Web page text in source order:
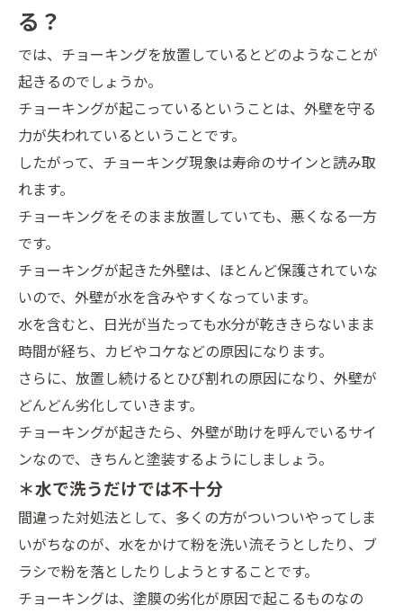
る？
では、チョーキングを放置しているとどのようなことが
起きるのでしょうか。
チョーキングが起こっているということは、外壁を守る
力が失われているということです。
したがって、チョーキング現象は寿命のサインと読み取
れます。
チョーキングをそのまま放置していても、悪くなる一方
です。
チョーキングが起きた外壁は、ほとんど保護されていな
いので、外壁が水を含みやすくなっています。
水を含むと、日光が当たっても水分が乾ききらないまま
時間が経ち、カビやコケなどの原因になります。
さらに、放置し続けるとひび割れの原因になり、外壁が
どんどん劣化していきます。
チョーキングが起きたら、外壁が助けを呼んでいるサイ
ンなので、きちんと塗装するようにしましょう。
＊水で洗うだけでは不十分
間違った対処法として、多くの方がついついやってしま
いがちなのが、水をかけて粉を洗い流そうとしたり、ブ
ラシで粉を落としたりしようとすることです。
チョーキングは、塗膜の劣化が原因で起こるものなの